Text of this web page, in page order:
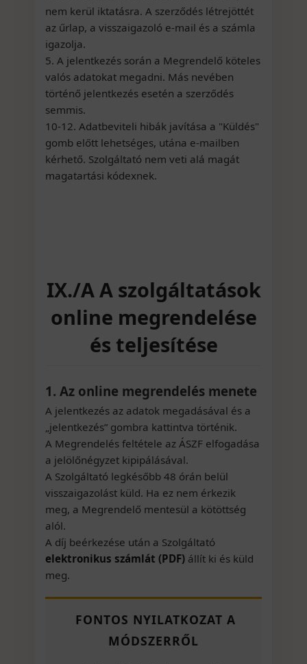
nem kerül iktatásra. A szerződés létrejöttét
az űrlap, a visszaigazoló e-mail és a számla
igazolja.
5. A jelentkezés során a Megrendelő köteles
valós adatokat megadni. Más nevében
történő jelentkezés esetén a szerződés
semmis.
10-12. Adatbeviteli hibák javítása a "Küldés"
gomb előtt lehetséges, utána e-mailben
kérhető. Szolgáltató nem veti alá magát
magatartási kódexnek.
IX./A A szolgáltatások
online megrendelése
és teljesítése
1. Az online megrendelés menete
A jelentkezés az adatok megadásával és a
„jelentkezés” gombra kattintva történik.
A Megrendelés feltétele az ÁSZF elfogadása
a jelölőnégyzet kipipálásával.
A Szolgáltató legkésőbb 48 órán belül
visszaigazolást küld. Ha ez nem érkezik
meg, a Megrendelő mentesül a kötöttség
alól.
A díj beérkezése után a Szolgáltató
elektronikus számlát (PDF) állít ki és küld
meg.
FONTOS NYILATKOZAT A
MÓDSZERRŐL